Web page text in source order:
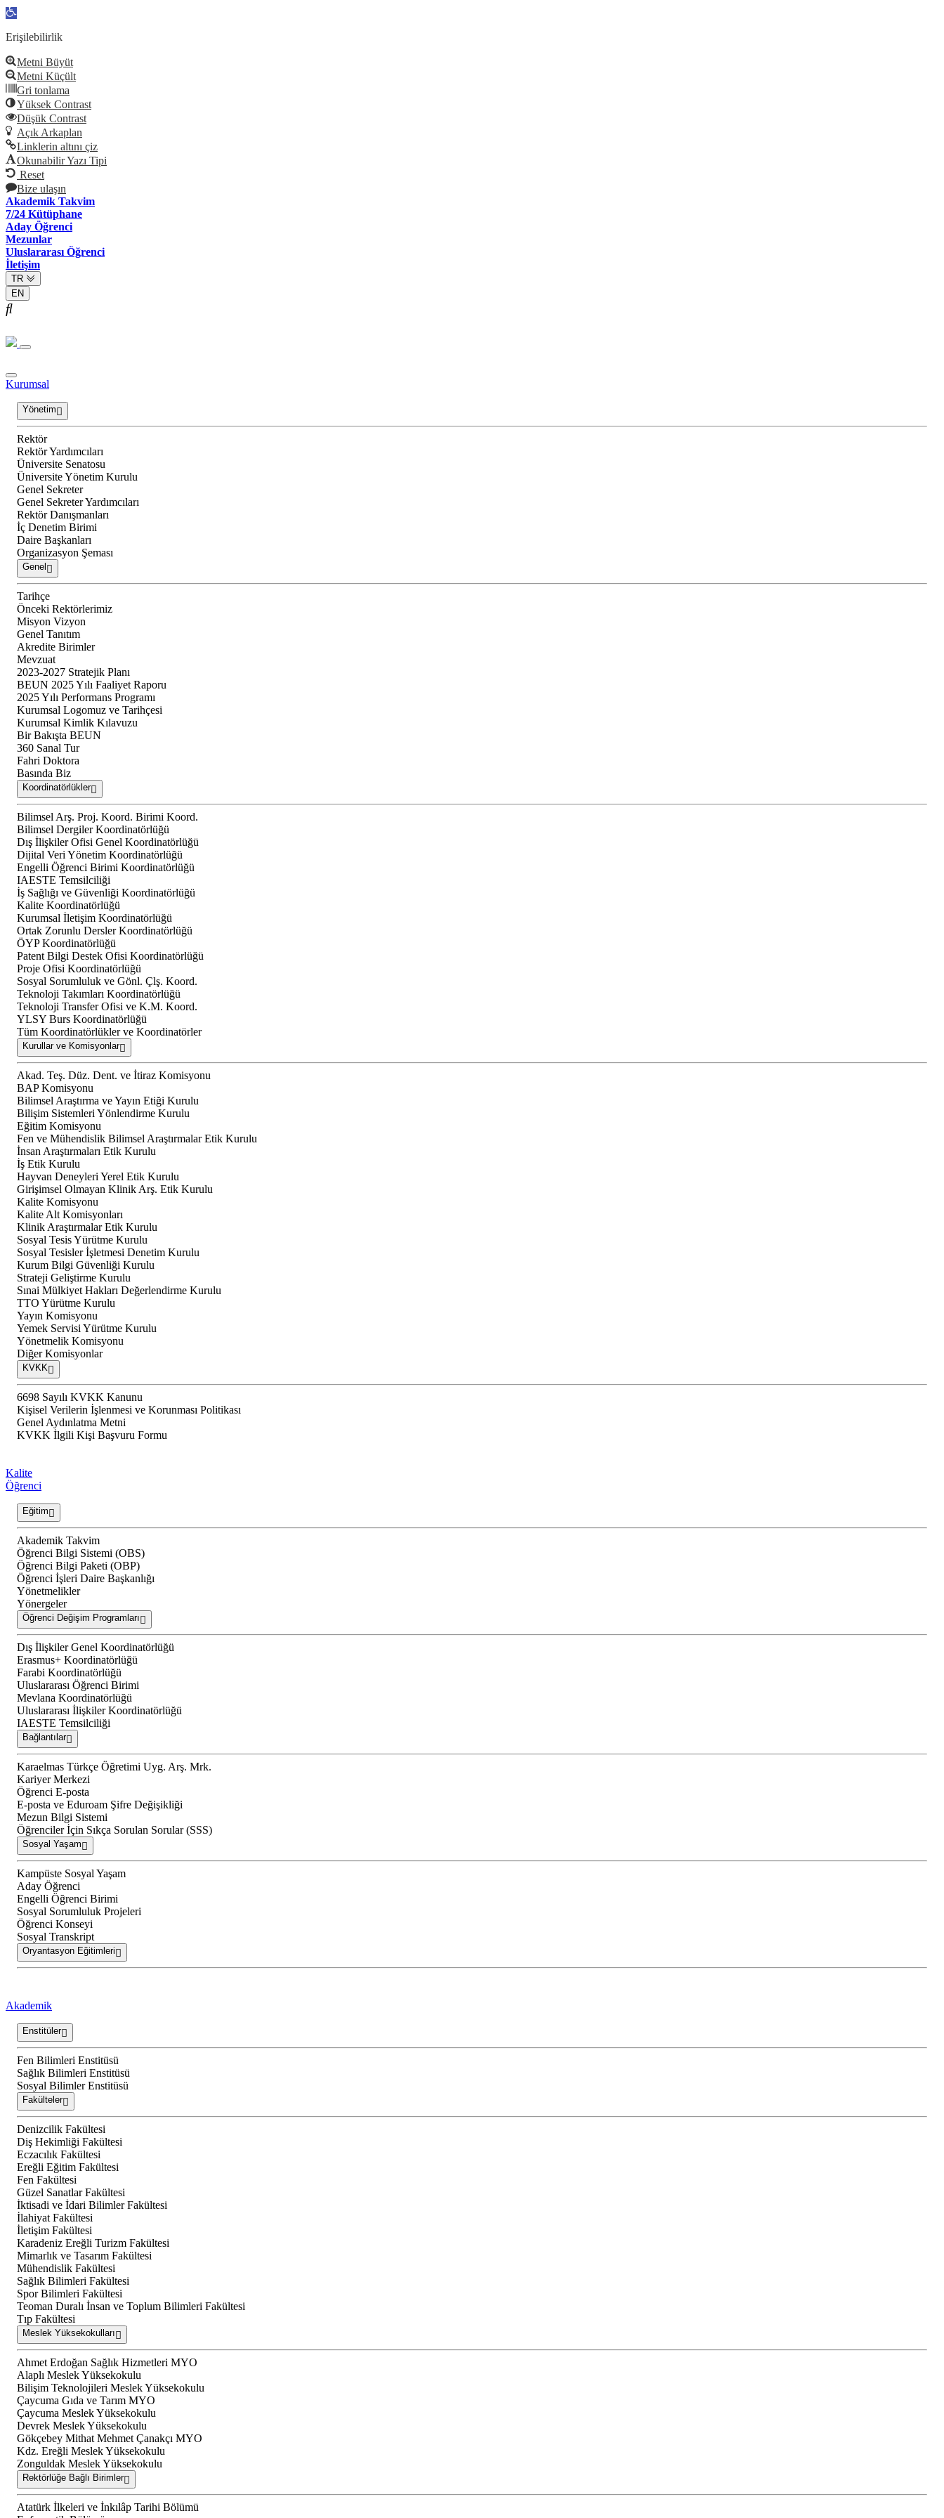
Open
Erişilebilirlik
Metni Büyüt
Metni Küçült
Gri tonlama
Yüksek Contrast
Düşük Contrast
Açık Arkaplan
Linklerin altını çiz
Okunabilir Yazı Tipi
Reset
Bize ulaşın
Akademik Takvim
7/24 Kütüphane
Aday Öğrenci
Mezunlar
Uluslararası Öğrenci
İletişim
TR
EN
Kurumsal
Yönetim
Rektör
Rektör Yardımcıları
Üniversite Senatosu
Üniversite Yönetim Kurulu
Genel Sekreter
Genel Sekreter Yardımcıları
Rektör Danışmanları
İç Denetim Birimi
Daire Başkanları
Organizasyon Şeması
Genel
Tarihçe
Önceki Rektörlerimiz
Misyon Vizyon
Genel Tanıtım
Akredite Birimler
Mevzuat
2023-2027 Stratejik Planı
BEUN 2025 Yılı Faaliyet Raporu
2025 Yılı Performans Programı
Kurumsal Logomuz ve Tarihçesi
Kurumsal Kimlik Kılavuzu
Bir Bakışta BEUN
360 Sanal Tur
Fahri Doktora
Basında Biz
Koordinatörlükler
Bilimsel Arş. Proj. Koord. Birimi Koord.
Bilimsel Dergiler Koordinatörlüğü
Dış İlişkiler Ofisi Genel Koordinatörlüğü
Dijital Veri Yönetim Koordinatörlüğü
Engelli Öğrenci Birimi Koordinatörlüğü
IAESTE Temsilciliği
İş Sağlığı ve Güvenliği Koordinatörlüğü
Kalite Koordinatörlüğü
Kurumsal İletişim Koordinatörlüğü
Ortak Zorunlu Dersler Koordinatörlüğü
ÖYP Koordinatörlüğü
Patent Bilgi Destek Ofisi Koordinatörlüğü
Proje Ofisi Koordinatörlüğü
Sosyal Sorumluluk ve Gönl. Çlş. Koord.
Teknoloji Takımları Koordinatörlüğü
Teknoloji Transfer Ofisi ve K.M. Koord.
YLSY Burs Koordinatörlüğü
Tüm Koordinatörlükler ve Koordinatörler
Kurullar ve Komisyonlar
Akad. Teş. Düz. Dent. ve İtiraz Komisyonu
BAP Komisyonu
Bilimsel Araştırma ve Yayın Etiği Kurulu
Bilişim Sistemleri Yönlendirme Kurulu
Eğitim Komisyonu
Fen ve Mühendislik Bilimsel Araştırmalar Etik Kurulu
İnsan Araştırmaları Etik Kurulu
İş Etik Kurulu
Hayvan Deneyleri Yerel Etik Kurulu
Girişimsel Olmayan Klinik Arş. Etik Kurulu
Kalite Komisyonu
Kalite Alt Komisyonları
Klinik Araştırmalar Etik Kurulu
Sosyal Tesis Yürütme Kurulu
Sosyal Tesisler İşletmesi Denetim Kurulu
Kurum Bilgi Güvenliği Kurulu
Strateji Geliştirme Kurulu
Sınai Mülkiyet Hakları Değerlendirme Kurulu
TTO Yürütme Kurulu
Yayın Komisyonu
Yemek Servisi Yürütme Kurulu
Yönetmelik Komisyonu
Diğer Komisyonlar
KVKK
6698 Sayılı KVKK Kanunu
Kişisel Verilerin İşlenmesi ve Korunması Politikası
Genel Aydınlatma Metni
KVKK İlgili Kişi Başvuru Formu
Kalite
Öğrenci
Eğitim
Akademik Takvim
Öğrenci Bilgi Sistemi (OBS)
Öğrenci Bilgi Paketi (OBP)
Öğrenci İşleri Daire Başkanlığı
Yönetmelikler
Yönergeler
Öğrenci Değişim Programları
Dış İlişkiler Genel Koordinatörlüğü
Erasmus+ Koordinatörlüğü
Farabi Koordinatörlüğü
Uluslararası Öğrenci Birimi
Mevlana Koordinatörlüğü
Uluslararası İlişkiler Koordinatörlüğü
IAESTE Temsilciliği
Bağlantılar
Karaelmas Türkçe Öğretimi Uyg. Arş. Mrk.
Kariyer Merkezi
Öğrenci E-posta
E-posta ve Eduroam Şifre Değişikliği
Mezun Bilgi Sistemi
Öğrenciler İçin Sıkça Sorulan Sorular (SSS)
Sosyal Yaşam
Kampüste Sosyal Yaşam
Aday Öğrenci
Engelli Öğrenci Birimi
Sosyal Sorumluluk Projeleri
Öğrenci Konseyi
Sosyal Transkript
Oryantasyon Eğitimleri
Akademik
Enstitüler
Fen Bilimleri Enstitüsü
Sağlık Bilimleri Enstitüsü
Sosyal Bilimler Enstitüsü
Fakülteler
Denizcilik Fakültesi
Diş Hekimliği Fakültesi
Eczacılık Fakültesi
Ereğli Eğitim Fakültesi
Fen Fakültesi
Güzel Sanatlar Fakültesi
İktisadi ve İdari Bilimler Fakültesi
İlahiyat Fakültesi
İletişim Fakültesi
Karadeniz Ereğli Turizm Fakültesi
Mimarlık ve Tasarım Fakültesi
Mühendislik Fakültesi
Sağlık Bilimleri Fakültesi
Spor Bilimleri Fakültesi
Teoman Duralı İnsan ve Toplum Bilimleri Fakültesi
Tıp Fakültesi
Meslek Yüksekokulları
Ahmet Erdoğan Sağlık Hizmetleri MYO
Alaplı Meslek Yüksekokulu
Bilişim Teknolojileri Meslek Yüksekokulu
Çaycuma Gıda ve Tarım MYO
Çaycuma Meslek Yüksekokulu
Devrek Meslek Yüksekokulu
Gökçebey Mithat Mehmet Çanakçı MYO
Kdz. Ereğli Meslek Yüksekokulu
Zonguldak Meslek Yüksekokulu
Rektörlüğe Bağlı Birimler
Atatürk İlkeleri ve İnkılâp Tarihi Bölümü